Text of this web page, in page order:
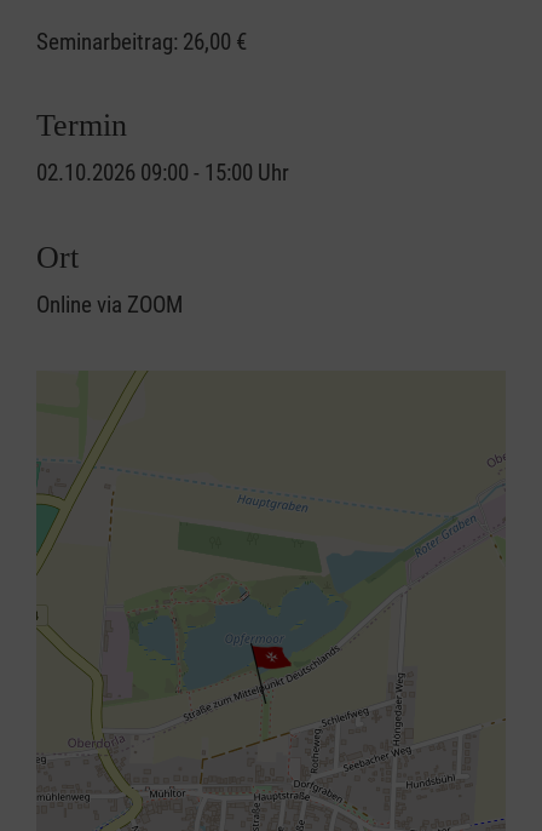
Seminarbeitrag: 26,00 €
Termin
02.10.2026 09:00 - 15:00 Uhr
Ort
Online via ZOOM